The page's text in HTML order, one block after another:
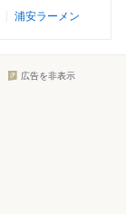
浦安ラーメン
広告を非表示